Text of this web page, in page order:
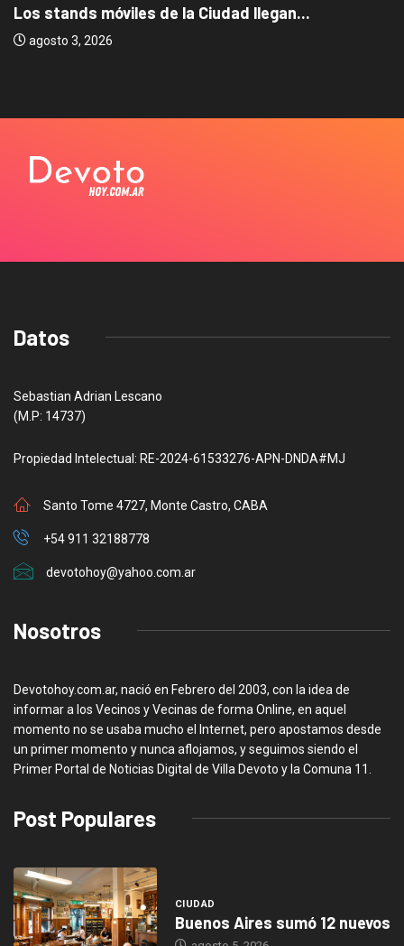
Los stands móviles de la Ciudad llegan...
agosto 3, 2026
Datos
Sebastian Adrian Lescano
(M.P: 14737)
Propiedad Intelectual: RE-2024-61533276-APN-DNDA#MJ
Santo Tome 4727, Monte Castro, CABA
+54 911 32188778
devotohoy@yahoo.com.ar
Nosotros
Devotohoy.com.ar, nació en Febrero del 2003, con la idea de
informar a los Vecinos y Vecinas de forma Online, en aquel
momento no se usaba mucho el Internet, pero apostamos desde
un primer momento y nunca aflojamos, y seguimos siendo el
Primer Portal de Noticias Digital de Villa Devoto y la Comuna 11.
Post Populares
CIUDAD
Buenos Aires sumó 12 nuevos